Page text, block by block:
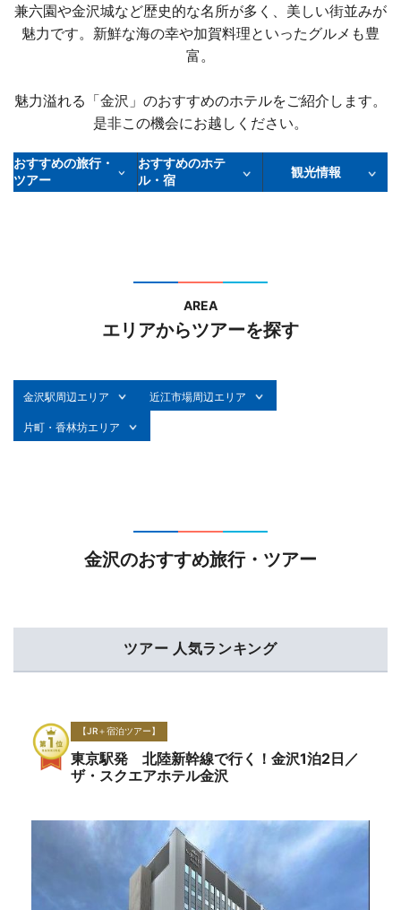
兼六園や金沢城など歴史的な名所が多く、美しい街並みが
魅力です。新鮮な海の幸や加賀料理といったグルメも豊
富。
魅力溢れる「金沢」のおすすめのホテルをご紹介します。
是非この機会にお越しください。
おすすめの旅行・
ツアー
おすすめのホテ
ル・宿
観光情報
AREA
エリアからツアーを探す
金沢駅周辺エリア 近江市場周辺エリア
片町・香林坊エリア
金沢のおすすめ旅行・ツアー
ツアー 人気ランキング
【JR＋宿泊ツアー】
東京駅発 北陸新幹線で行く！金沢1泊2日／
ザ・スクエアホテル金沢